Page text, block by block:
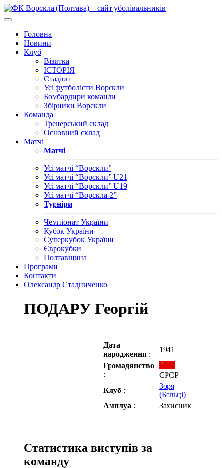
Головна
Новини
Клуб
Візитка
ІСТОРІЯ
Стадіон
Усі футболісти Ворскли
Бомбардири команди
Збірники Ворскли
Команда
Тренерський склад
Основний склад
Матчі
Матчі
Усі матчі “Ворскли”
Усі матчі “Ворскли” U21
Усі матчі “Ворскли” U19
Усі матчі “Ворскла-2”
Турніри
Чемпіонат України
Кубок України
Суперкубок України
Єврокубки
Полтавщина
Програми
Контакти
Олександр Стадниченко
ПОДАРУ Георгій
Дата
народження :
1941
Громадянство
:
СРСР
Клуб :
Зоря
(Бєльці)
Амплуа : Захисник
Статистика виступів за
команду